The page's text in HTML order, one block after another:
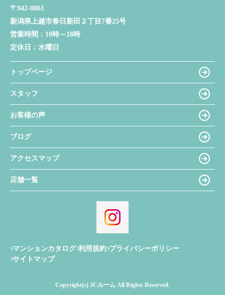
〒942-0061
新潟県上越市春日新田２丁目7番25号
営業時間： 10時～18時
定休日： 水曜日
トップページ
スタッフ
お客様の声
ブログ
アクセスマップ
店舗一覧
マンションカタログ 利用規約 プライバシーポリシー
サイトマップ
Copyright(c) JCルーム All Rights Reserved.